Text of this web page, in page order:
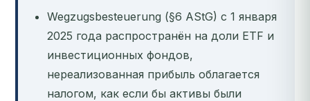
Wegzugsbesteuerung (§6 AStG) с 1 января
2025 года распространён на доли ETF и
инвестиционных фондов,
нереализованная прибыль облагается
налогом, как если бы активы были